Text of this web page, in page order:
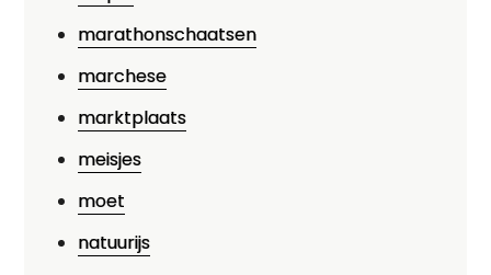
marathonschaatsen
marchese
marktplaats
meisjes
moet
natuurijs